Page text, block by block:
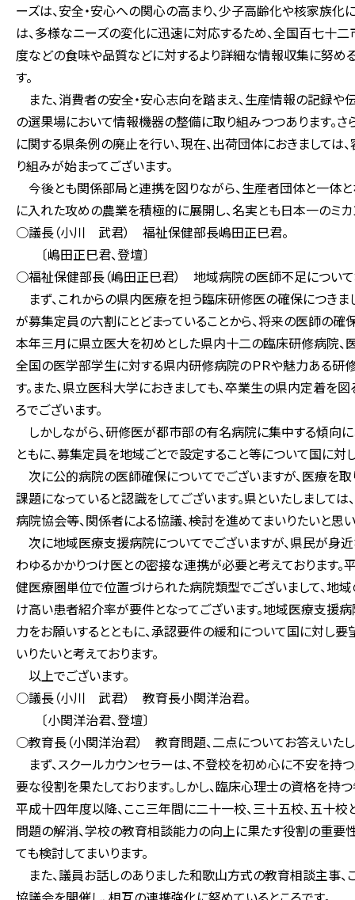
ーズは、安全・安心への関心の高まり、少子高齢化や核家族化
は、多様なニーズの変化に迅速に対応するため、全国百七十
度などの食味や品質などに対するより詳細な情報収集に努め
す。
また、消費者の安全・安心志向を踏まえ、生産情報の記録や
の選果場において情報機器の整備に取り組みつつあります。
に関する県条例の廃止を行い、現在、出荷団体におきまして
り組みが始まってございます。
今後とも関係部局と連携を図りながら、生産者団体と一体
に入れた攻めの農業を積極的に展開し、名実とも日本一のミ
○議長（小川 武君） 福祉保健部長嶋田正巳君。
〔嶋田正巳君、登壇〕
○福祉保健部長（嶋田正巳君） 地域病院の医師不足について
まず、これからの県内医療を担う臨床研修医の確保につき
が募集定員の六割にとどまっていることから、将来の医師の確
本年三月に県立医大を初めとした県内十二の臨床研修病院、
全国の医学部学生に対する県内研修病院のＰＲや魅力ある研
す。また、県立医科大学におきましても、卒業生の県内定着を
ろでございます。
しかしながら、研修医が都市部の有名病院に集中する傾向
ともに、募集定員を地域ごとで設定すること等について国に対
次に公的病院の医師確保についてでございますが、医療を
課題になっていると認識をしてございます。県といたしまして
病院協会等、関係者による協議、検討を進めてまいりたいと思い
次に地域医療支援病院についてでございますが、県民が身
わゆるかかりつけ医との密接な連携が必要と考えております
健医療圏単位で位置づけられた病院類型でございまして、地
け高い患者紹介率が要件となってございます。地域医療支援
力をお願いするとともに、承認要件の緩和について国に対し
いりたいと考えております。
以上でございます。
○議長（小川 武君） 教育長小関洋治君。
〔小関洋治君、登壇〕
○教育長（小関洋治君） 教育問題、二点についてお答えいたし
まず、スクールカウンセラーは、不登校を初め心に不安を
要な役割を果たしております。しかし、臨床心理士の資格を持
平成十四年度以降、ここ三年間に二十一校、三十五校、五十
問題の解消、学校の教育相談能力の向上に果たす役割の重要
ても検討してまいります。
また、議員お話しのありました和歌山方式の教育相談主事